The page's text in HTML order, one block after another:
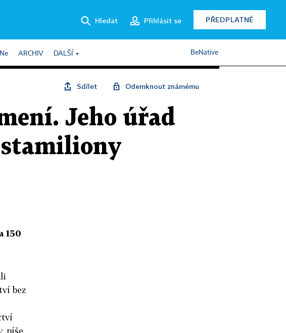
Hledat Přihlásit se PŘEDPLATNÉ
ARCHIV DALŠÍ BeNative
Sdílet Odemknout známému
Jeho úřad
stamiliony
150
bez
píše